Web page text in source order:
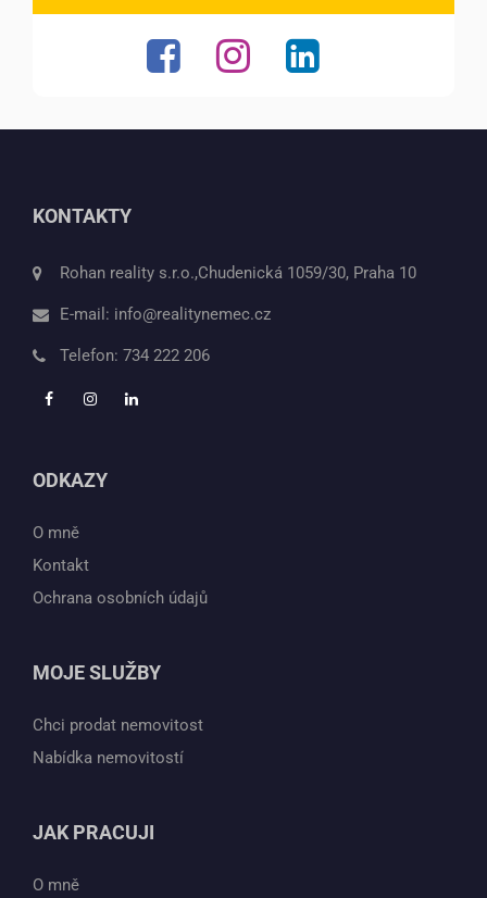
KONTAKTY
Rohan reality s.r.o.,Chudenická 1059/30, Praha 10
E-mail: info@realitynemec.cz
Telefon: 734 222 206
ODKAZY
O mně
Kontakt
Ochrana osobních údajů
MOJE SLUŽBY
Chci prodat nemovitost
Nabídka nemovitostí
JAK PRACUJI
O mně